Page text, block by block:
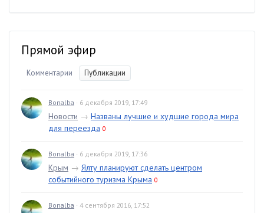
Прямой эфир
Комментарии Публикации
Bonalba · 6 декабря 2019, 17:49
Новости → Названы лучшие и худшие города мира
для переезда 0
Bonalba · 6 декабря 2019, 17:36
Крым → Ялту планируют сделать центром
событийного туризма Крыма 0
Bonalba · 4 сентября 2016, 17:52